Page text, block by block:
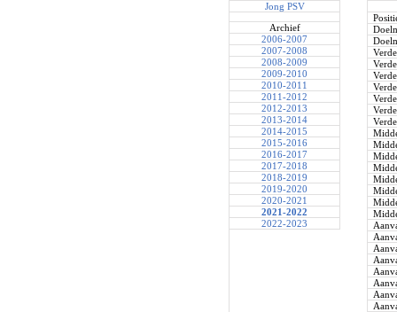
Jong PSV
Archief
2006-2007
2007-2008
2008-2009
2009-2010
2010-2011
2011-2012
2012-2013
2013-2014
2014-2015
2015-2016
2016-2017
2017-2018
2018-2019
2019-2020
2020-2021
2021-2022
2022-2023